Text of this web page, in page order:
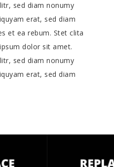
sed diam nonumy
erat, sed diam
et ea rebum. Stet clita
dolor sit amet.
sed diam nonumy
erat, sed diam